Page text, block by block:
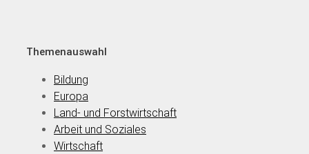
Themenauswahl
Bildung
Europa
Land- und Forstwirtschaft
Arbeit und Soziales
Wirtschaft